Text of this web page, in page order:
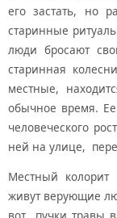
его застать, но
старинные
люди бросают
старинная
местные,
обычное время.
человеческого
ней на улице,
Местный колорит
живут верующие